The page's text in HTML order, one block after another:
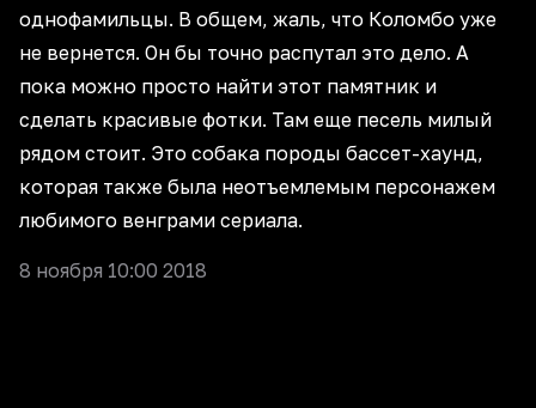
однофамильцы. В общем, жаль, что Коломбо уже
не вернется. Он бы точно распутал это дело. А
пока можно просто найти этот памятник и
сделать красивые фотки. Там еще песель милый
рядом стоит. Это собака породы бассет-хаунд,
которая также была неотъемлемым персонажем
любимого венграми сериала.
8 ноября 10:00 2018